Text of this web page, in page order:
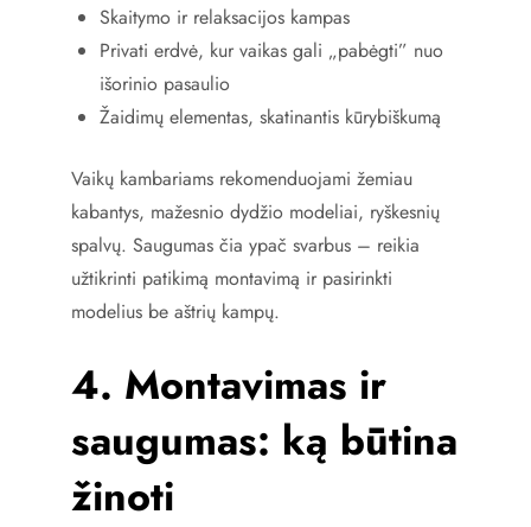
Skaitymo ir relaksacijos kampas
Privati erdvė, kur vaikas gali „pabėgti” nuo
išorinio pasaulio
Žaidimų elementas, skatinantis kūrybiškumą
Vaikų kambariams rekomenduojami žemiau
kabantys, mažesnio dydžio modeliai, ryškesnių
spalvų. Saugumas čia ypač svarbus – reikia
užtikrinti patikimą montavimą ir pasirinkti
modelius be aštrių kampų.
4. Montavimas ir
saugumas: ką būtina
žinoti